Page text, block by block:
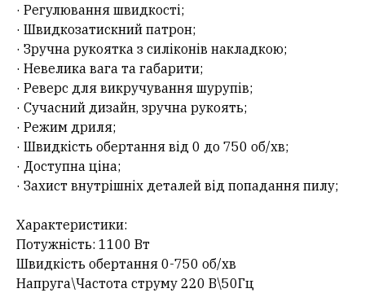
· Регулювання швидкості;
· Швидкозатискний патрон;
· Зручна рукоятка з силіконів накладкою;
· Невелика вага та габарити;
· Реверс для викручування шурупів;
· Сучасний дизайн, зручна рукоять;
· Режим дриля;
· Швидкість обертання від 0 до 750 об/хв;
· Доступна ціна;
· Захист внутрішніх деталей від попадання пилу;
Характеристики:
Потужність: 1100 Вт
Швидкість обертання 0-750 об/хв
Напруга\Частота струму 220 В\50Гц